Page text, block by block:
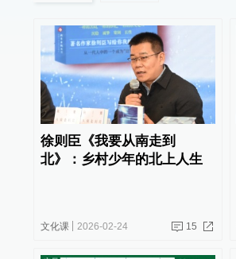
徐则臣《我要从南走到
北》：乡村少年的北上人生
文化课 2026-02-24 15